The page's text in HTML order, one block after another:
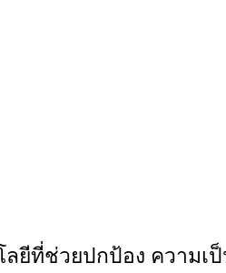
ยีที่ช่วยปกป้อง ความ